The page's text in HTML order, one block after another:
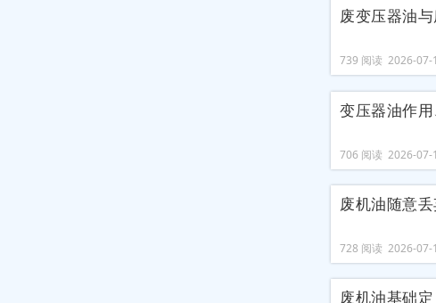
废变压器油
739 阅读 2026-07-
变压器油作
706 阅读 2026-07-
废机油随意
728 阅读 2026-07-
废机油基础